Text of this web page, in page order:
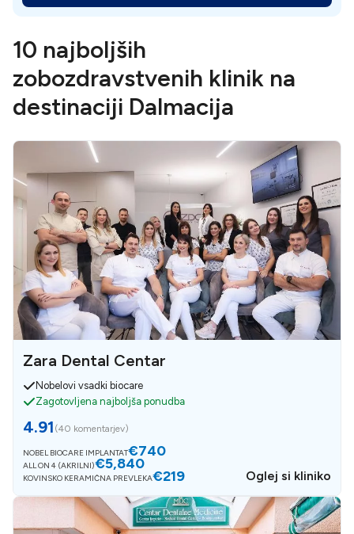
10 najboljših
zobozdravstvenih klinik na
destinaciji Dalmacija
Zara Dental Centar
Nobelovi vsadki biocare
Zagotovljena najboljša ponudba
4.91 (40 komentarjev)
NOBEL BIOCARE IMPLANTAT€740
ALL ON 4 (AKRILNI)€5,840
KOVINSKO KERAMIČNA PREVLEKA€219 Oglej si kliniko